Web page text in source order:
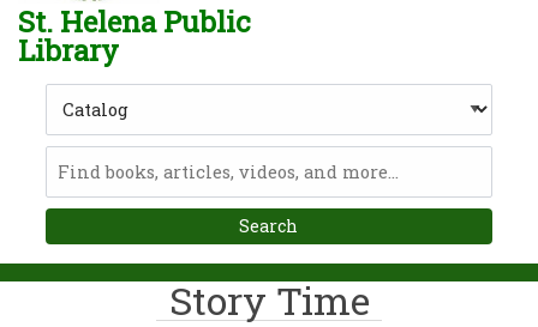
St. Helena Public
Library
Type
Story Time